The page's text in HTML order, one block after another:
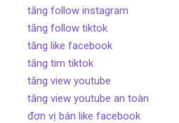
tăng follow instagram
tăng follow tiktok
tăng like facebook
tăng tim tiktok
tăng view youtube
tăng view youtube an toàn
đơn vị bán like facebook